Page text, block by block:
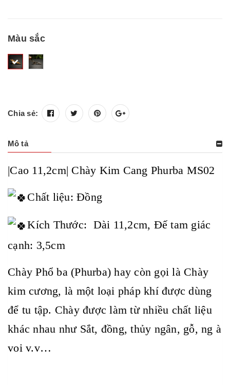
Màu sắc
Chia sẻ:
Mô tả
|Cao 11,2cm| Chày Kim Cang Phurba MS02
Chất liệu: Đồng
Kích Thước: Dài 11,2cm, Đế tam giác
cạnh: 3,5cm
Chày Phổ ba (Phurba) hay còn gọi là Chày
kim cương, là một loại pháp khí được dùng
để tu tập. Chày được làm từ nhiều chất liệu
khác nhau như Sắt, đồng, thủy ngân, gỗ, ng à
voi v.v…